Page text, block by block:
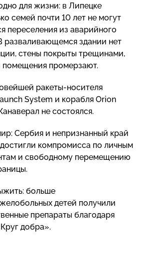
для жизни: в Липецке
семей почти 10 лет не могут
переселения из аварийного
разваливающемся здании нет
стены покрыты трещинами,
помещения промерзают.
ракеты-носителя
System и корабля Orion
не состоялся.
Сербия и непризнанный край
компромисса по личным
и свободному перемещению
больше
детей получили
препараты благодаря
добра».